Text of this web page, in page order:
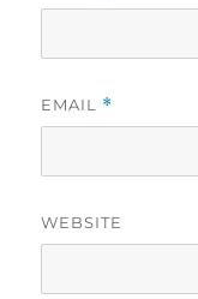
EMAIL *
WEBSITE